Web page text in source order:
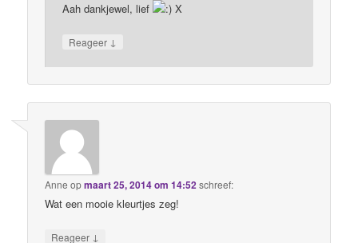
Aah dankjewel, lief X
Reageer ↓
Anne opmaart 25, 2014 om 14:52schreef:
Wat een mooie kleurtjes zeg!
Reageer ↓